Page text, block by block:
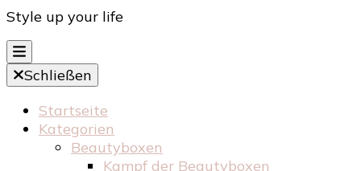
Style up your life
Schließen
Startseite
Kategorien
Beautyboxen
Kampf der Beautyboxen